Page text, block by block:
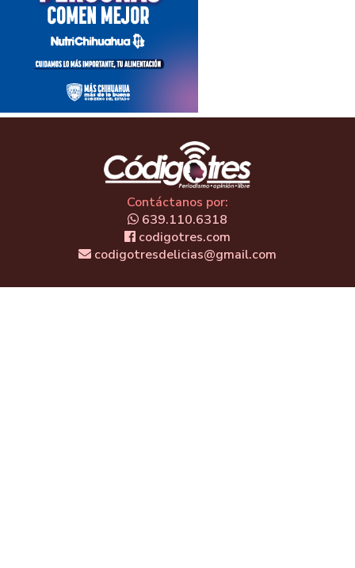
Contáctanos por:
639.110.6318
codigotres.com
codigotresdelicias@gmail.com